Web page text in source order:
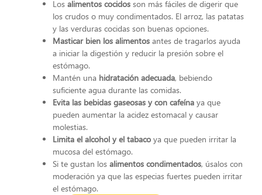
Los alimentos cocidos son más fáciles de digerir que
los crudos o muy condimentados. El arroz, las patatas
y las verduras cocidas son buenas opciones.
Masticar bien los alimentos antes de tragarlos ayuda
a iniciar la digestión y reducir la presión sobre el
estómago.
Mantén una hidratación adecuada, bebiendo
suficiente agua durante las comidas.
Evita las bebidas gaseosas y con cafeína ya que
pueden aumentar la acidez estomacal y causar
molestias.
Limita el alcohol y el tabaco ya que pueden irritar la
mucosa del estómago.
Si te gustan los alimentos condimentados, úsalos con
moderación ya que las especias fuertes pueden irritar
el estómago.